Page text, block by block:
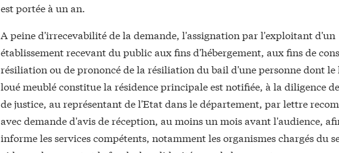
est portée à un an.
A peine d'irrecevabilité de la demande, l'assignation par l'exploitant d'un
établissement recevant du public aux fins d'hébergement, aux fins de
résiliation ou de prononcé de la résiliation du bail d'une personne dont le
loué meublé constitue la résidence principale est notifiée, à la diligence
de justice, au représentant de l'Etat dans le département, par lettre
avec demande d'avis de réception, au moins un mois avant l'audience,
informe les services compétents, notamment les organismes chargés du